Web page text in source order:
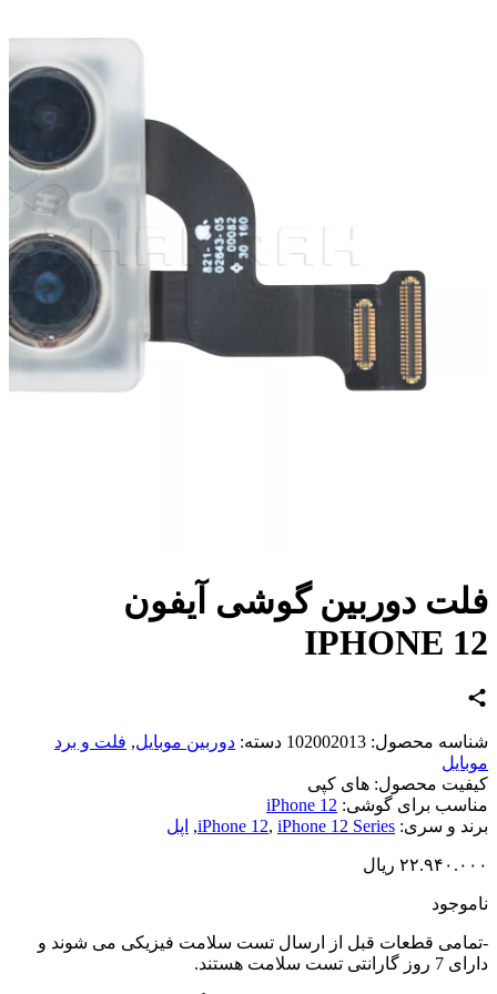
دوربین گوشی آیفون
IPHONE
محصول:102002013 دسته:دوربین موبایل,فلت و برد
محصول: های کپی
برای گوشی: iPhone 12
و سری:
iPhone 12,iPhone 12 Series
,اپل
ریال
قطعات قبل از ارسال تست سلامت فیزیکی می شوند و
تست سلامت هستند.